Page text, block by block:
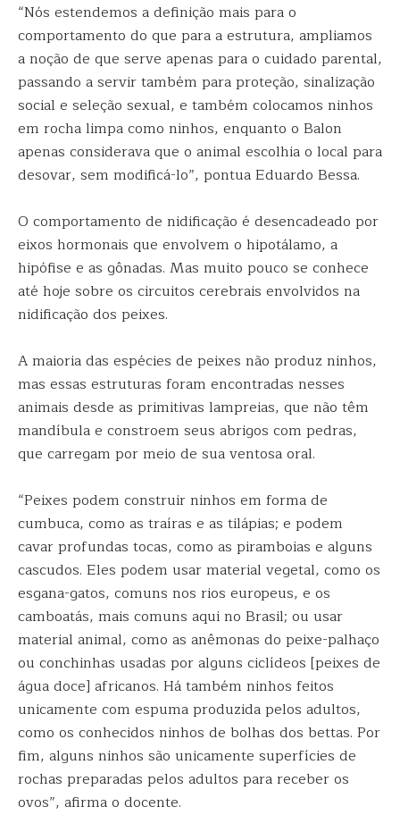
“Nós estendemos a definição mais para o
comportamento do que para a estrutura, ampliamos
a noção de que serve apenas para o cuidado parental,
passando a servir também para proteção, sinalização
social e seleção sexual, e também colocamos ninhos
em rocha limpa como ninhos, enquanto o Balon
apenas considerava que o animal escolhia o local para
desovar, sem modificá-lo”, pontua Eduardo Bessa.
O comportamento de nidificação é desencadeado por
eixos hormonais que envolvem o hipotálamo, a
hipófise e as gônadas. Mas muito pouco se conhece
até hoje sobre os circuitos cerebrais envolvidos na
nidificação dos peixes.
A maioria das espécies de peixes não produz ninhos,
mas essas estruturas foram encontradas nesses
animais desde as primitivas lampreias, que não têm
mandíbula e constroem seus abrigos com pedras,
que carregam por meio de sua ventosa oral.
“Peixes podem construir ninhos em forma de
cumbuca, como as traíras e as tilápias; e podem
cavar profundas tocas, como as piramboias e alguns
cascudos. Eles podem usar material vegetal, como os
esgana-gatos, comuns nos rios europeus, e os
camboatás, mais comuns aqui no Brasil; ou usar
material animal, como as anêmonas do peixe-palhaço
ou conchinhas usadas por alguns ciclídeos [peixes de
água doce] africanos. Há também ninhos feitos
unicamente com espuma produzida pelos adultos,
como os conhecidos ninhos de bolhas dos bettas. Por
fim, alguns ninhos são unicamente superfícies de
rochas preparadas pelos adultos para receber os
ovos”, afirma o docente.